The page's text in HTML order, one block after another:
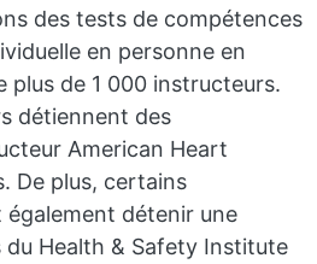
des tests de compétences
en personne en
plus de 1 000 instructeurs.
détiennent des
American Heart
De plus, certains
détenir une
Health & Safety Institute